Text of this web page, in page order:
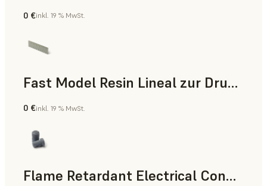
Zahnmedizin
0 €inkl. 19 % MwSt.
Fast Model Resin Lineal zur Druckzeitmessung
Standard
0 €inkl. 19 % MwSt.
Flame Retardant Electrical Connector (Form 4)